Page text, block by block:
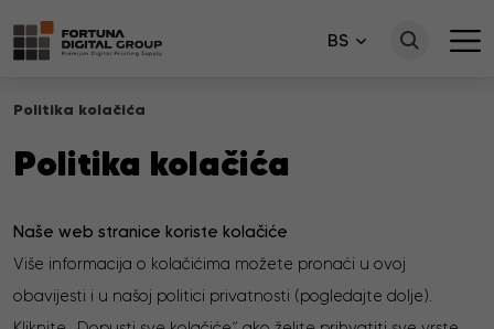
BS
Politika kolačića
Politika kolačića
Naše web stranice koriste kolačiće
Više informacija o kolačićima možete pronaći u ovoj
obavijesti i u našoj politici privatnosti (pogledajte dolje).